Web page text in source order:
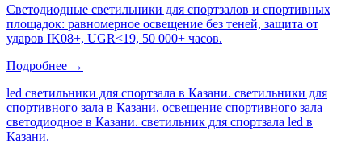
Светодиодные светильники для спортзалов и спортивных
площадок: равномерное освещение без теней, защита от
ударов IK08+, UGR<19, 50 000+ часов.
Подробнее →
led светильники для спортзала в Казани. светильники для
спортивного зала в Казани. освещение спортивного зала
светодиодное в Казани. светильник для спортзала led в
Казани.